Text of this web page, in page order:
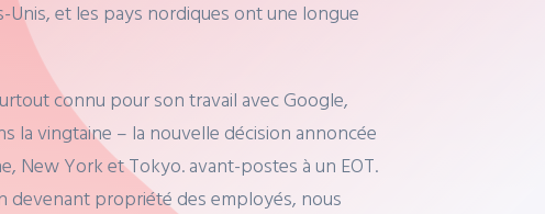
Unis, et les pays nordiques ont une longue
connu pour son travail avec Google,
la vingtaine – la nouvelle décision annoncée
New York et Tokyo. avant-postes à un EOT.
devenant propriété des employés, nous